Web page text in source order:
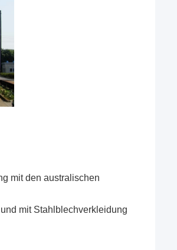
mit den australischen
mit Stahlblechverkleidung